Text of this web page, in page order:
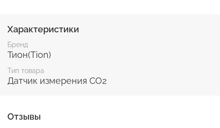
температуре в других комнатах и передают их на
базовую станцию, поддерживая систему умного
микроклимата во всем доме.
Характеристики
Бренд
Тион(Tion)
Тип товара
Датчик измерения CO2
Отзывы